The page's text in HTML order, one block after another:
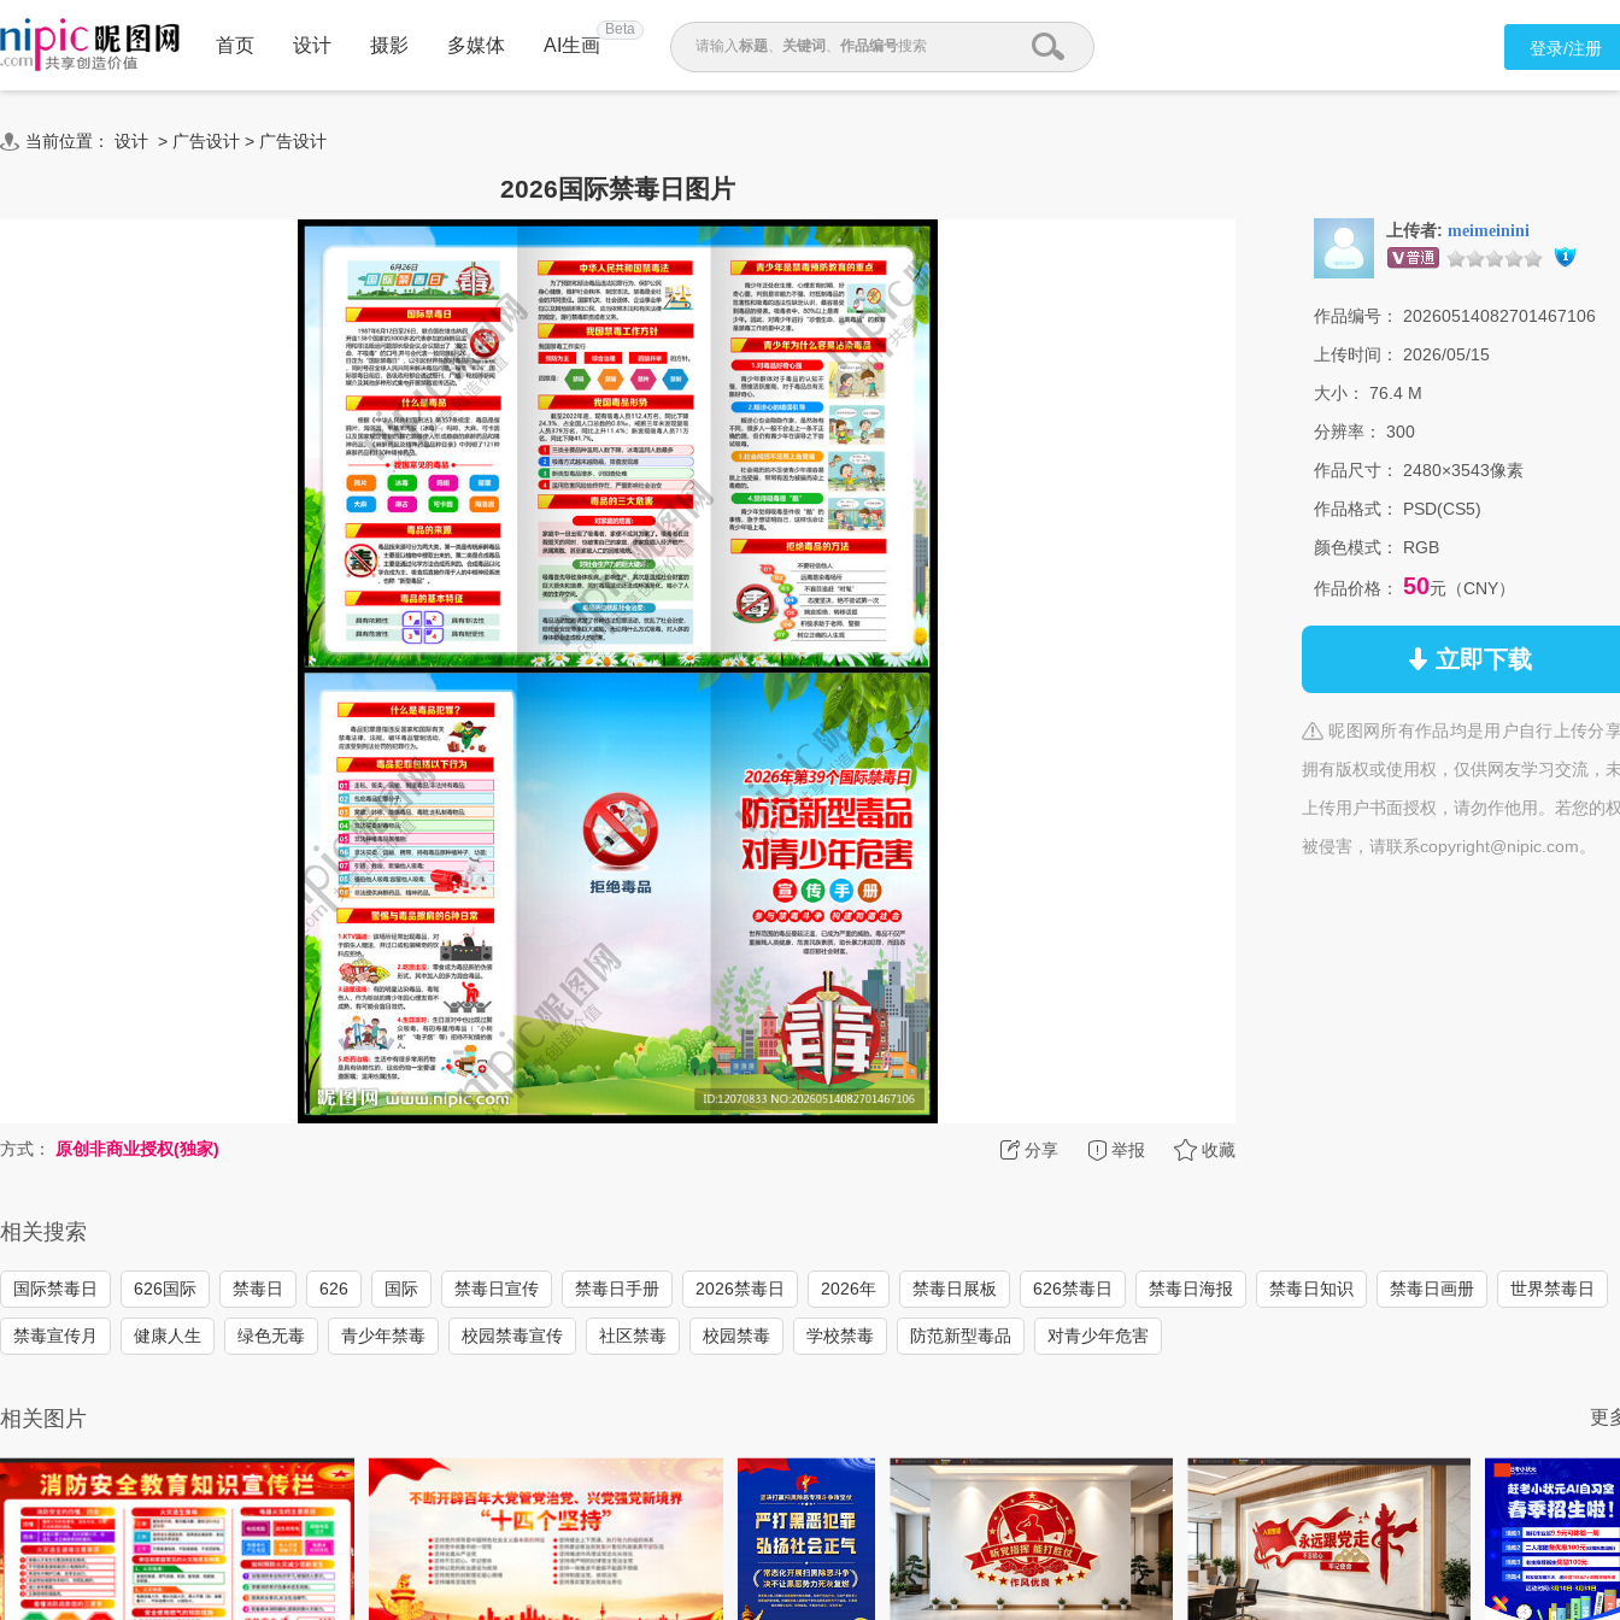
首页 设计 摄影 多媒体 AI生画
Beta
请输入标题、 关键词 、 作品编号搜索 登录/注册
当前位置： 设计 > 广告设计 > 广告设计
2026国际禁毒日图片
分享 举报 收藏
方式： 原创非商业授权(独家)
上传者: meimeinini
作品编号：
20260514082701467106
上传时间：
2026/05/15
大小：
76.4 M
分辨率：
300
作品尺寸：
2480×3543像素
作品格式：
PSD(CS5)
颜色模式：
RGB
作品价格： 50元（CNY）
立即下载
昵图网所有作品均是用户自行上传分
拥有版权或使用权，仅供网友学习交流，
上传用户书面授权，请勿作他用。若您的
被侵害，请联系copyright@nipic.com。
相关搜索
国际禁毒日 626国际 禁毒日 626 国际 禁毒日宣传 禁毒日手册 2026禁毒日 2026年 禁毒日展板 626禁毒日 禁毒日海报 禁毒日知识 禁毒日画册 世界禁毒日
禁毒宣传月 健康人生 绿色无毒 青少年禁毒 校园禁毒宣传 社区禁毒 校园禁毒 学校禁毒 防范新型毒品 对青少年危害
相关图片 更